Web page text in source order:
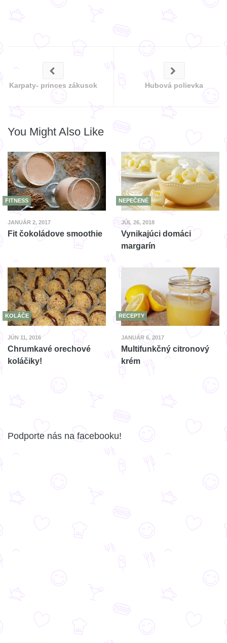
Karpaty- princes zákusok Hubová polievka
You Might Also Like
FITNESS
JANUÁR 2, 2017
Fit čokoládove smoothie
NEPEČENÉ
JÚL 26, 2018
Vynikajúci domáci
margarín
KOLÁČE
JÚN 11, 2016
Chrumkavé orechové
koláčiky!
RECEPTY
JANUÁR 6, 2017
Multifunkčný citronový
krém
Podporte nás na facebooku!